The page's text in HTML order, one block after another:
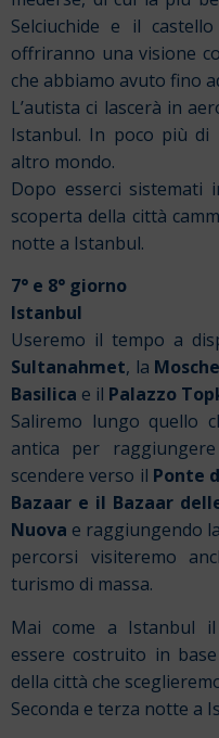
Selciuchide e il
offriranno una visione
che abbiamo avuto fino
L’autista ci lascerà in
Istanbul. In poco più di
altro mondo.
Dopo esserci sistemati
scoperta della città
notte a Istanbul.
7° e 8° giorno
Istanbul
Useremo il tempo a
Sultanahmet, la
Basilica e il Palazzo
Saliremo lungo quello
antica per
scendere verso il Ponte
Bazaar e il Bazaar
Nuova e raggiungendo la
percorsi visiteremo
turismo di massa.
Mai come a Istanbul
essere costruito in
della città che
Seconda e terza notte a